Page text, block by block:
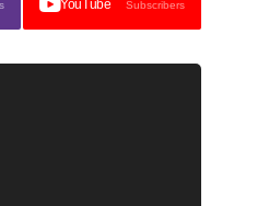
YouTube Subscribers